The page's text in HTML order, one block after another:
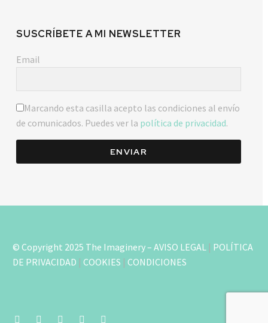
SUSCRÍBETE A MI NEWSLETTER
Email
Marcando esta casilla acepto las condiciones al envío
de comunicados. Puedes ver la política de privacidad.
ENVIAR
© Copyright 2025 The Imaginery – AVISO LEGAL | POLÍTICA
DE PRIVACIDAD | COOKIES | CONDICIONES